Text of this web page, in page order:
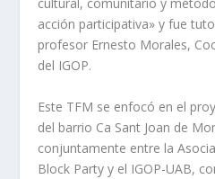
acción participativa» y fue
profesor Ernesto Morales,
del IGOP.
Este TFM se enfocó en el
del barrio Ca Sant Joan de
conjuntamente entre la
Block Party y el IGOP-UAB,